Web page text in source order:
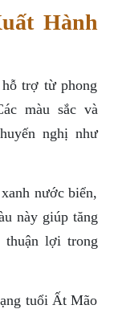
Hành
trợ từ phong
màu sắc và
nghị như
nước biển,
này giúp tăng
thuận lợi trong
tuổi Ất Mão